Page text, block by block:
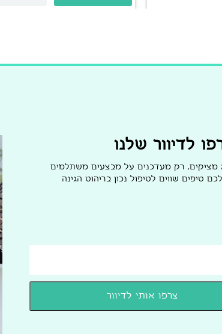
לדיוור שלנו
מציקים, רק מעדכנים על מבצעים משתלמים
טיפים שווים לטיפול נכון בריהוט הגינה